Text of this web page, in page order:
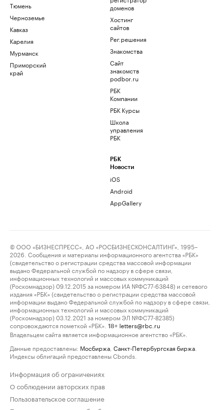
Тюмень
Черноземье
Кавказ
Карелия
Мурманск
Приморский
край
доменов
Хостинг
сайтов
Рег.решения
Знакомства
Сайт
знакомств
podbor.ru
РБК
Компании
РБК Курсы
Школа
управления
РБК
РБК
Новости
iOS
Android
AppGallery
© ООО «БИЗНЕСПРЕСС», АО «РОСБИЗНЕСКОНСАЛТИНГ», 1995–
2026. Сообщения и материалы информационного агентства «РБК»
(свидетельство о регистрации средства массовой информации
выдано Федеральной службой по надзору в сфере связи,
информационных технологий и массовых коммуникаций
(Роскомнадзор) 09.12.2015 за номером ИА №ФС77-63848) и сетевого
издания «РБК» (свидетельство о регистрации средства массовой
информации выдано Федеральной службой по надзору в сфере связи,
информационных технологий и массовых коммуникаций
(Роскомнадзор) 03.12.2021 за номером ЭЛ №ФС77-82385)
сопровождаются пометкой «РБК».
18+ letters@rbc.ru
Владельцем сайта является информационное агентство «РБК».
Данные предоставлены: Мосбиржа Санкт-Петербургская биржа
Индексы облигаций предоставлены Cbonds.
Информация об ограничениях
О соблюдении авторских прав
Пользовательское соглашение